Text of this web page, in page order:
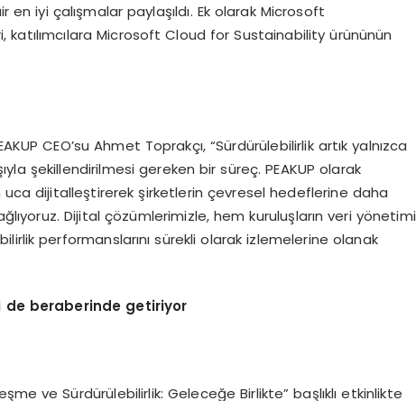
iyi çalışmalar paylaşıldı. Ek olarak Microsoft
Microsoft Cloud for Sustainability ürününün
CEO’su Ahmet Toprakçı, “Sürdürülebilirlik artık yalnızca
şekillendirilmesi gereken bir süreç. PEAKUP olarak
uca dijitalleştirerek şirketlerin çevresel hedeflerine daha
Dijital çözümlerimizle, hem kuruluşların veri yönetimi
performanslarını sürekli olarak izlemelerine olanak
de beraberinde getiriyor
ve Sürdürülebilirlik: Geleceğe Birlikte” başlıklı etkinlikte